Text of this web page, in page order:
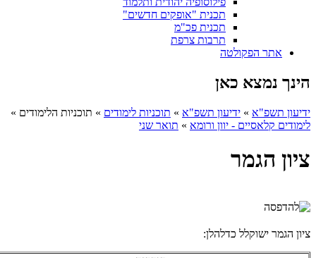
תכנית "אופקים חדשים"
תכנית פכ"מ
תרבות צרפת
אתר הפקולטה
הינך נמצא כאן
ידיעון תשפ"א » ידיעון תשפ"א » תוכניות לימודים » תוכניות הלימודים »
לימודים קלאסיים - יוון ורומא » תואר שני
ציון הגמר
ציון הגמר ישוקלל כדלהלן: